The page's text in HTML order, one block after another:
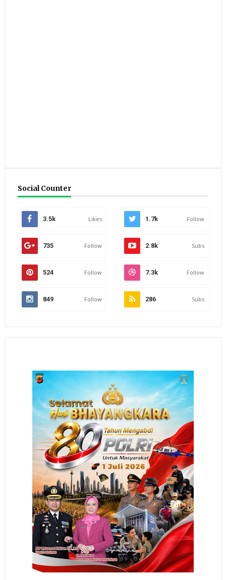
Social Counter
3.5k Likes 1.7k Follow
735 Follow 2.8k Subs
524 Follow 7.3k Follow
849 Follow 286 Subs